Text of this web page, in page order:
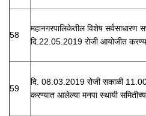
58
महानगरपालिकेतील विशेष सर्वसाधारण
दि.22.05.2019 रोजी आयोजीत
59
दि. 08.03.2019 रोजी सकाळी
करण्यात आलेल्या मनपा स्थायी